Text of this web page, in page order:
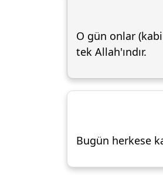
O gün onlar
tek Allah'ındır.
Bugün herkese